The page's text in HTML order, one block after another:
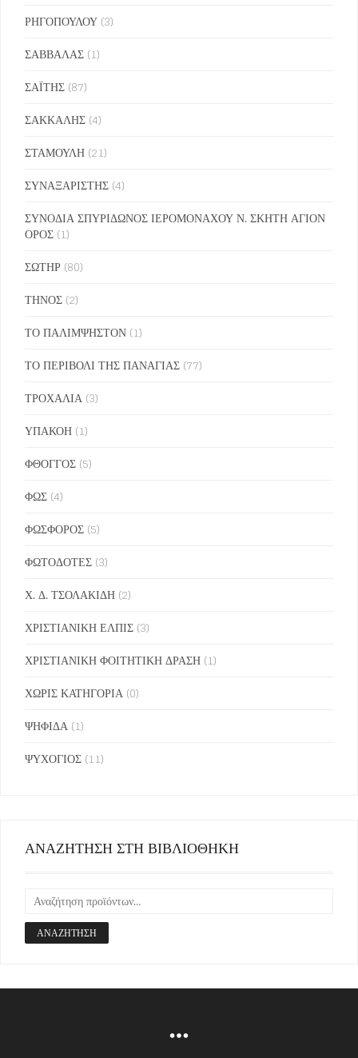
ΡΗΓΟΠΟΥΛΟΥ (3)
ΣΑΒΒΑΛΑΣ (1)
ΣΑΪΤΗΣ (87)
ΣΑΚΚΑΛΗΣ (4)
ΣΤΑΜΟΥΛΗ (21)
ΣΥΝΑΞΑΡΙΣΤΗΣ (4)
ΣΥΝΟΔΙΑ ΣΠΥΡΙΔΩΝΟΣ ΙΕΡΟΜΟΝΑΧΟΥ Ν. ΣΚΗΤΗ ΑΓΙΟΝ
ΟΡΟΣ (1)
ΣΩΤΗΡ (80)
ΤΗΝΟΣ (2)
ΤΟ ΠΑΛΙΜΨΗΣΤΟΝ (1)
ΤΟ ΠΕΡΙΒΟΛΙ ΤΗΣ ΠΑΝΑΓΙΑΣ (77)
ΤΡΟΧΑΛΙΑ (3)
ΥΠΑΚΟΗ (1)
ΦΘΟΓΓΟΣ (5)
ΦΩΣ (4)
ΦΩΣΦΟΡΟΣ (5)
ΦΩΤΟΔΟΤΕΣ (3)
Χ. Δ. ΤΣΟΛΑΚΙΔΗ (2)
ΧΡΙΣΤΙΑΝΙΚΗ ΕΛΠΙΣ (3)
ΧΡΙΣΤΙΑΝΙΚΗ ΦΟΙΤΗΤΙΚΗ ΔΡΑΣΗ (1)
ΧΩΡΙΣ ΚΑΤΗΓΟΡΙΑ (0)
ΨΗΦΙΔΑ (1)
ΨΥΧΟΓΙΟΣ (11)
ΑΝΑΖΗΤΗΣΗ ΣΤΗ ΒΙΒΛΙΟΘΗΚΗ
ΑΝΑΖΉΤΗΣΗ